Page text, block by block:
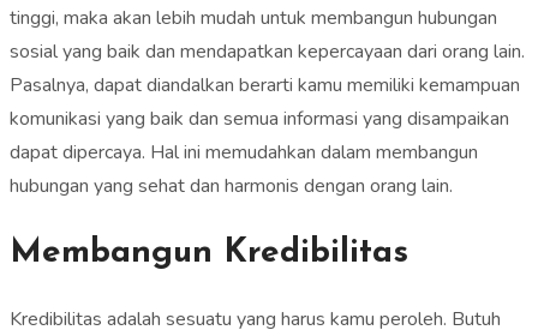
tinggi, maka akan lebih mudah untuk membangun hubungan
sosial yang baik dan mendapatkan kepercayaan dari orang lain.
Pasalnya, dapat diandalkan berarti kamu memiliki kemampuan
komunikasi yang baik dan semua informasi yang disampaikan
dapat dipercaya. Hal ini memudahkan dalam membangun
hubungan yang sehat dan harmonis dengan orang lain.
Membangun Kredibilitas
Kredibilitas adalah sesuatu yang harus kamu peroleh. Butuh